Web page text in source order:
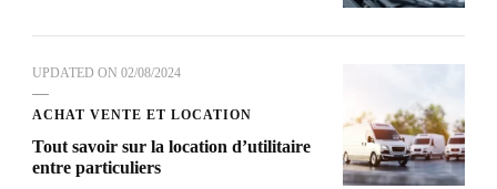
UPDATED ON 02/08/2024
ACHAT VENTE ET LOCATION
Tout savoir sur la location d’utilitaire
entre particuliers